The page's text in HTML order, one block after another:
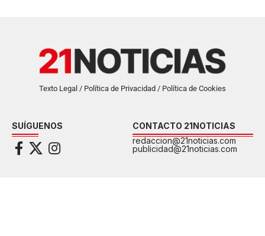
Texto Legal / Política de Privacidad / Política de Cookies
SUÍGUENOS
CONTACTO 21NOTICIAS
redaccion@21noticias.com
publicidad@21noticias.com